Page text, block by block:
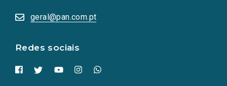
geral@pan.com.pt
Redes sociais
numa
nova